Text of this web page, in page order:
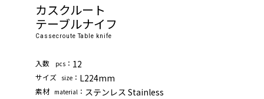
カスクルート
テーブルナイフ
Cassecroute Table knife
⼊数 pcs ： 12
サイズ size ： L224mm
素材 material ： ステンレス Stainless